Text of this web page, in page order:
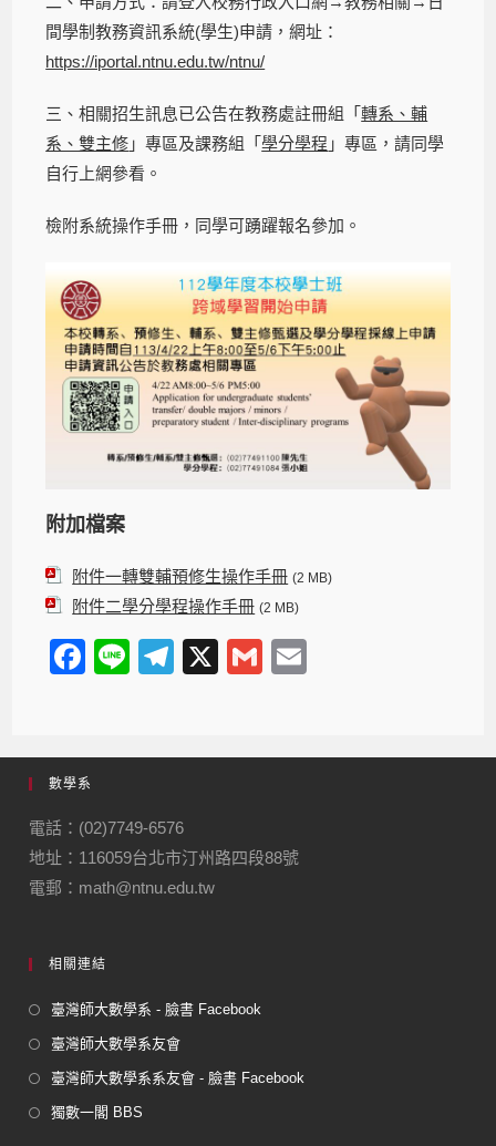
間學制教務資訊系統(學生)申請，網址：
https://iportal.ntnu.edu.tw/ntnu/
三、相關招生訊息已公告在教務處註冊組「轉系、輔
系、雙主修 」專區及課務組「學分學程 」專區，請同學
自行上網參看。
檢附系統操作手冊，同學可踴躍報名參加。
附加檔案
附件一轉雙輔預修生操作手冊 (2 MB)
附件二學分學程操作手冊 (2 MB)
F
e
b
o
o
k
Li
T
gr
m
X
G
數學系
電話：(02)7749-6576
地址：116059台北市汀州路四段88號
電郵：math@ntnu.edu.tw
相關連結
臺灣師大數學系 - 臉書 Facebook
臺灣師大數學系友會
臺灣師大數學系系友會 - 臉書 Facebook
獨數一閣 BBS